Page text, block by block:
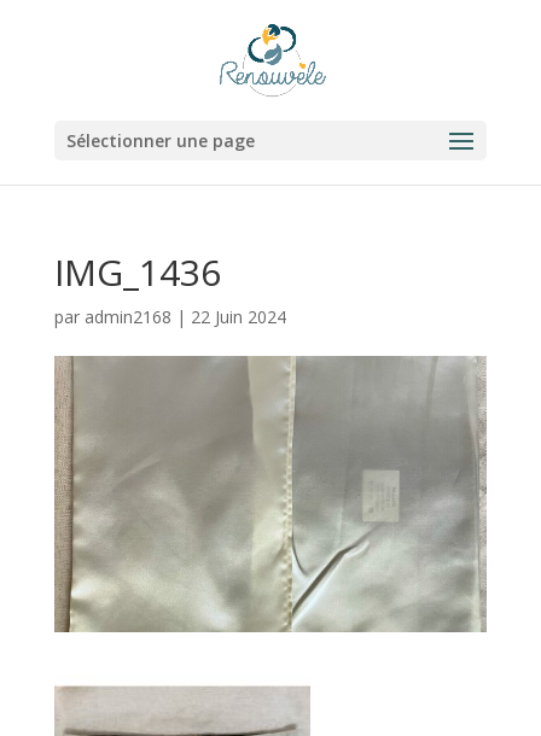
Sélectionner une page
IMG_1436
par admin2168 | 22 Juin 2024